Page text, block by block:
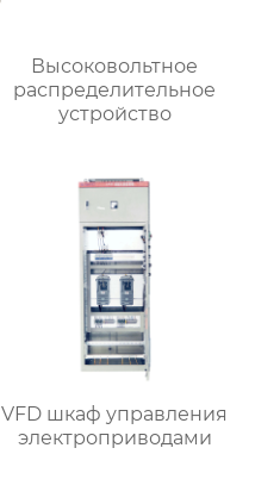
Высоковольтное
распределительное
устройство
VFD шкаф управления
электроприводами